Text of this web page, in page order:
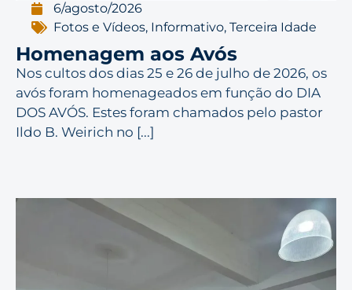
6/agosto/2026
Fotos e Vídeos, Informativo,Terceira Idade
Homenagem aos Avós
Nos cultos dos dias 25 e 26 de julho de 2026, os
avós foram homenageados em função do DIA
DOS AVÓS. Estes foram chamados pelo pastor
Ildo B. Weirich no [...]